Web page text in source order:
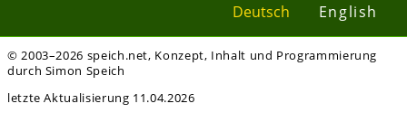
Deutsch English
© 2003–2026 speich.net, Konzept, Inhalt und Programmierung
durch Simon Speich
letzte Aktualisierung 11.04.2026